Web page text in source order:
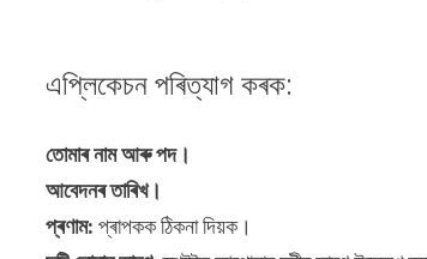
এপ্লিকেচন পৰিত্যাগ কৰক:
তোমাৰ নাম আৰু পদ।
আবেদনৰ তাৰিখ।
প্ৰণাম: প্ৰাপকক ঠিকনা দিয়ক।